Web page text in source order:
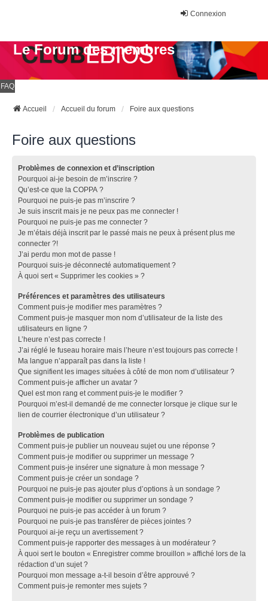
Connexion
Le Forum des membres
FAQ
Accueil Accueil du forum Foire aux questions
Foire aux questions
Problèmes de connexion et d’inscription
Pourquoi ai-je besoin de m’inscrire ?
Qu’est-ce que la COPPA ?
Pourquoi ne puis-je pas m’inscrire ?
Je suis inscrit mais je ne peux pas me connecter !
Pourquoi ne puis-je pas me connecter ?
Je m’étais déjà inscrit par le passé mais ne peux à présent plus me
connecter ?!
J’ai perdu mon mot de passe !
Pourquoi suis-je déconnecté automatiquement ?
À quoi sert « Supprimer les cookies » ?
Préférences et paramètres des utilisateurs
Comment puis-je modifier mes paramètres ?
Comment puis-je masquer mon nom d’utilisateur de la liste des
utilisateurs en ligne ?
L’heure n’est pas correcte !
J’ai réglé le fuseau horaire mais l’heure n’est toujours pas correcte !
Ma langue n’apparaît pas dans la liste !
Que signifient les images situées à côté de mon nom d’utilisateur ?
Comment puis-je afficher un avatar ?
Quel est mon rang et comment puis-je le modifier ?
Pourquoi m’est-il demandé de me connecter lorsque je clique sur le
lien de courrier électronique d’un utilisateur ?
Problèmes de publication
Comment puis-je publier un nouveau sujet ou une réponse ?
Comment puis-je modifier ou supprimer un message ?
Comment puis-je insérer une signature à mon message ?
Comment puis-je créer un sondage ?
Pourquoi ne puis-je pas ajouter plus d’options à un sondage ?
Comment puis-je modifier ou supprimer un sondage ?
Pourquoi ne puis-je pas accéder à un forum ?
Pourquoi ne puis-je pas transférer de pièces jointes ?
Pourquoi ai-je reçu un avertissement ?
Comment puis-je rapporter des messages à un modérateur ?
À quoi sert le bouton « Enregistrer comme brouillon » affiché lors de la
rédaction d’un sujet ?
Pourquoi mon message a-t-il besoin d’être approuvé ?
Comment puis-je remonter mes sujets ?